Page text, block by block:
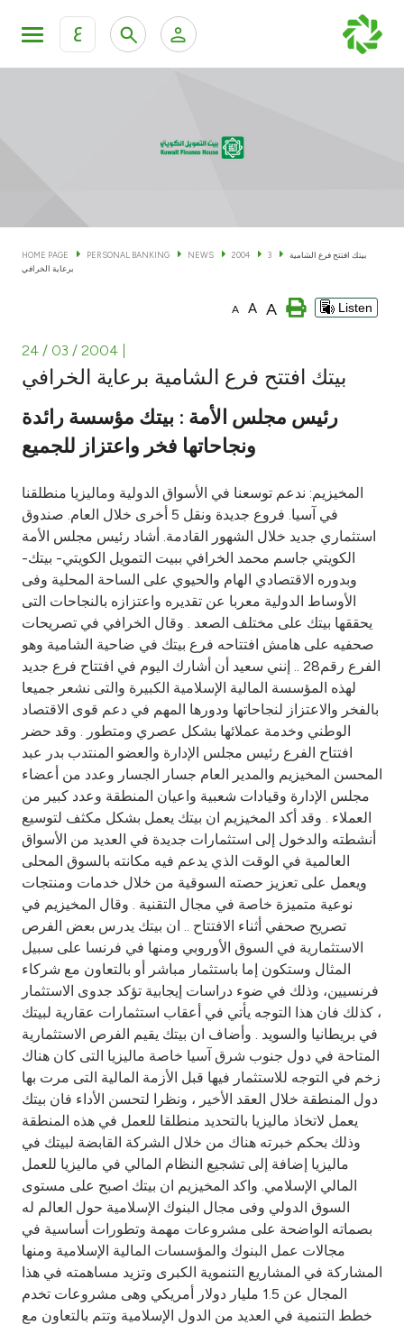
ع
KFH Online Corporate Banking Services
Cards
Banking Tiers
Investment
Ways to bank
Tools & Services
After Sales Services
Contact us
Branch & ATM locator
Germany
Malaysia
Turkey
Egypt
UK
Kingdom of Bahrain
HOME PAGE PERSONAL BANKING NEWS 2004 3
بيتك افتتح فرع الشامية
برعاية الخرافي
A A A Listen
24 / 03 / 2004
بيتك افتتح فرع الشامية برعاية الخرافي
رئيس مجلس الأمة : بيتك مؤسسة رائدة
ونجاحاتها فخر واعتزاز للجميع
المخيزيم: ندعم توسعنا في الأسواق الدولية وماليزيا منطلقنا
في آسيا. فروع جديدة ونقل 5 أخرى خلال العام. صندوق
استثماري جديد خلال الشهور القادمة. أشاد رئيس مجلس الأمة
الكويتي جاسم محمد الخرافي ببيت التمويل الكويتي- بيتك-
وبدوره الاقتصادي الهام والحيوي على الساحة المحلية وفى
الأوساط الدولية معربا عن تقديره واعتزازه بالنجاحات التى
يحققها بيتك على مختلف الصعد . وقال الخرافي في تصريحات
صحفيه على هامش افتتاحه فرع بيتك في ضاحية الشامية وهو
الفرع رقم28 .. إنني سعيد أن أشارك اليوم في افتتاح فرع جديد
لهذه المؤسسة المالية الإسلامية الكبيرة والتى نشعر جميعا
بالفخر والاعتزاز لنجاحاتها ودورها المهم في دعم قوى الاقتصاد
الوطني وخدمة عملائها بشكل عصري ومتطور . وقد حضر
افتتاح الفرع رئيس مجلس الإدارة والعضو المنتدب بدر عبد
المحسن المخيزيم والمدير العام جسار الجسار وعدد من أعضاء
مجلس الإدارة وقيادات شعبية واعيان المنطقة وعدد كبير من
العملاء . وقد أكد المخيزيم ان بيتك يعمل بشكل مكثف لتوسيع
أنشطته والدخول إلى استثمارات جديدة في العديد من الأسواق
العالمية في الوقت الذي يدعم فيه مكانته بالسوق المحلى
ويعمل على تعزيز حصته السوقية من خلال خدمات ومنتجات
نوعية متميزة خاصة في مجال التقنية . وقال المخيزيم في
تصريح صحفي أثناء الافتتاح .. ان بيتك يدرس بعض الفرص
الاستثمارية في السوق الأوروبي ومنها في فرنسا على سبيل
المثال وستكون إما باستثمار مباشر أو بالتعاون مع شركاء
فرنسيين، وذلك في ضوء دراسات إيجابية تؤكد جدوى الاستثمار
، كذلك فان هذا التوجه يأتي في أعقاب استثمارات عقارية لبيتك
في بريطانيا والسويد . وأضاف ان بيتك يقيم الفرص الاستثمارية
المتاحة في دول جنوب شرق آسيا خاصة ماليزيا التى كان هناك
زخم في التوجه للاستثمار فيها قبل الأزمة المالية التى مرت بها
دول المنطقة خلال العقد الأخير ، ونظرا لتحسن الأداء فان بيتك
يعمل لاتخاذ ماليزيا بالتحديد منطلقا للعمل في هذه المنطقة
وذلك بحكم خبرته هناك من خلال الشركة القابضة لبيتك في
ماليزيا إضافة إلى تشجيع النظام المالي في ماليزيا للعمل
المالي الإسلامي. واكد المخيزيم ان بيتك اصبح على مستوى
السوق الدولي وفى مجال البنوك الإسلامية حول العالم له
بصماته الواضحة على مشروعات مهمة وتطورات أساسية في
مجالات عمل البنوك والمؤسسات المالية الإسلامية ومنها
المشاركة في المشاريع التنموية الكبرى وتزيد مساهمته في هذا
المجال عن 1.5 مليار دولار أمريكي وهى مشروعات تخدم
خطط التنمية في العديد من الدول الإسلامية وتتم بالتعاون مع